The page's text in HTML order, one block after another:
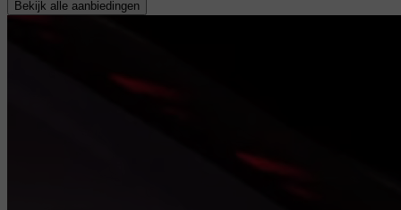
Bekijk alle aanbiedingen